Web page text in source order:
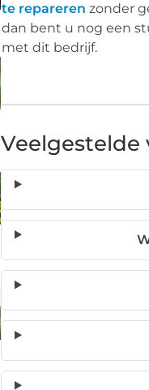
te repareren zonder
dan bent u nog een
met dit bedrijf.
Veelgestelde